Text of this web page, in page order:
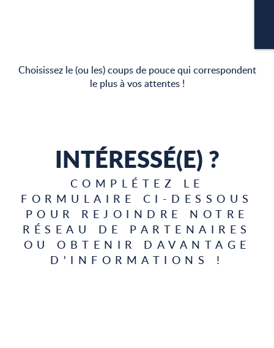
Choisissez le (ou les) coups de pouce qui correspondent
le plus à vos attentes !
INTÉRESSÉ(E) ?
COMPLÉTEZ LE
FORMULAIRE CI-DESSOUS
POUR REJOINDRE NOTRE
RÉSEAU DE PARTENAIRES
OU OBTENIR DAVANTAGE
D'INFORMATIONS !